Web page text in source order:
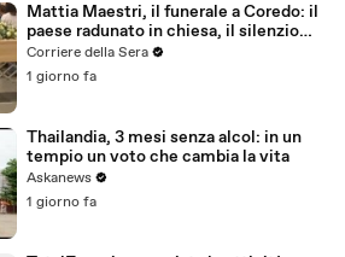
Mattia Maestri, il funerale a Coredo: il
paese radunato in chiesa, il silenzio
della famiglia, gli abbracci
Corriere della Sera
1 giorno fa
Thailandia, 3 mesi senza alcol: in un
tempio un voto che cambia la vita
Askanews
1 giorno fa